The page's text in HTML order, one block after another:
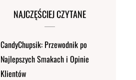
NAJCZĘŚCIEJ CZYTANE
CandyChupsik: Przewodnik po
Najlepszych Smakach i Opinie
Klientów